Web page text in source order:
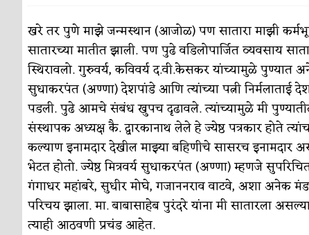
पाटलाची विहीर कविता-गझल-चारोळी-वात्रटिका
शपथ कविता-गझल-चारोळी-वात्रटिका
पुस्तके बदलायची आहेत तुम्हाला! कविता-गझल-चारोळी-
किती घोषणांचा पाऊस होता कविता-गझल-चारोळी-
कसं हुईन तं हू माय… परिचय आणि परिक्षणे
काळजाचे प्रेत कविता-गझल-चारोळी-वात्रटिका
चमकदार चांदी अर्थ-वाणिज्य
आदिवासींचा डॉक्टर, समाजसेवेचा ध्यास : डॉ. राहुल
खरे तर पुणे माझे जन्मस्थान (आजोळ) पण सातारा माझी
सातारच्या मातीत झाली. पण पुढे वडिलोपार्जित व्यवसाय
स्थिरावलो. गुरुवर्य, कविवर्य द.वी.केसकर यांच्यामुळे पुण्यात
सुधाकरपंत (अण्णा) देशपांडे आणि त्यांच्या पत्नी निर्मलाताई
पडली. पुढे आमचे संबंध खुपच दृढावले. त्यांच्यामुळे मी
संस्थापक अध्यक्ष कै. द्वारकानाथ लेले हे ज्येष्ठ पत्रकार होते
कल्याण इनामदार देखील माझ्या बहिणीचे सासरच इनामदार
भेटत होतो. ज्येष्ठ मित्रवर्य सुधाकरपंत (अण्णा) म्हणजे
गंगाधर महांबरे, सुधीर मोघे, गजाननराव वाटवे, अशा अनेक
परिचय झाला. मा. बाबासाहेब पुरंदरे यांना मी सातारला
त्याही आठवणी प्रचंड आहेत.